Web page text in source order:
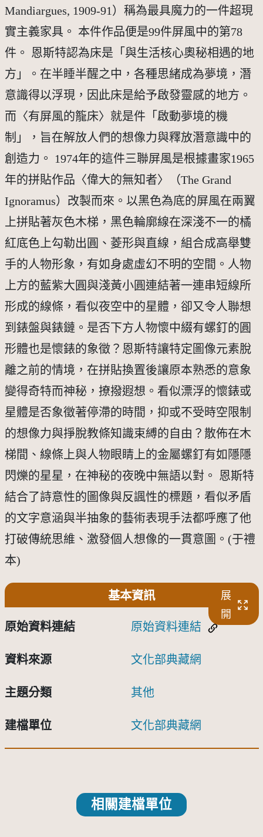
Mandiargues, 1909-91）稱為最具魔力的一件超現
實主義家具。 本件作品便是99件屏風中的第78
件。 恩斯特認為床是「與生活核心奧秘相遇的地
方」。在半睡半醒之中，各種思緒成為夢境，潛
意識得以浮現，因此床是給予啟發靈感的地方。
而〈有屏風的籠床〉就是件「啟動夢境的機
制」，旨在解放人們的想像力與釋放潛意識中的
創造力。 1974年的這件三聯屏風是根據畫家1965
年的拼貼作品〈偉大的無知者〉（The Grand
Ignoramus）改製而來。以黑色為底的屏風在兩翼
上拼貼著灰色木梯，黑色輪廓線在深淺不一的橘
紅底色上勾勒出圓、菱形與直線，組合成高舉雙
手的人物形象，有如身處虛幻不明的空間。人物
上方的藍紫大圓與淺黃小圓連結著一連串短線所
形成的線條，看似夜空中的星體，卻又令人聯想
到錶盤與錶鏈。是否下方人物懷中綴有螺釘的圓
形體也是懷錶的象徵？恩斯特讓特定圖像元素脫
離之前的情境，在拼貼換置後讓原本熟悉的意象
變得奇特而神秘，撩撥遐想。看似漂浮的懷錶或
星體是否象徵著停滯的時間，抑或不受時空限制
的想像力與掙脫教條知識束縛的自由？散佈在木
梯間、線條上與人物眼睛上的金屬螺釘有如隱隱
閃爍的星星，在神秘的夜晚中無語以對。 恩斯特
結合了詩意性的圖像與反諷性的標題，看似矛盾
的文字意涵與半抽象的藝術表現手法都呼應了他
打破傳統思維、激發個人想像的一貫意圖。(于禮
本)
基本資訊
展
開
原始資料連結 原始資料連結
資料來源 文化部典藏網
主題分類 其他
建檔單位 文化部典藏網
相關建檔單位